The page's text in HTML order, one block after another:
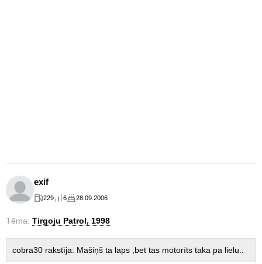
exif
229 6 28.09.2006
Tēma: Tirgoju Patrol, 1998
cobra30 rakstīja: Mašiņš ta laps ,bet tas motorīts taka pa lielu..